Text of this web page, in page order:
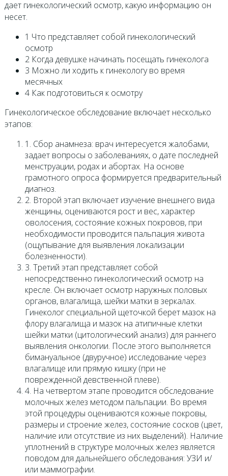
дает гинекологический осмотр, какую информацию он
несет.
1 Что представляет собой гинекологический
осмотр
2 Когда девушке начинать посещать гинеколога
3 Можно ли ходить к гинекологу во время
месячных
4 Как подготовиться к осмотру
Гинекологическое обследование включает несколько
этапов:
1. Сбор анамнеза: врач интересуется жалобами,
задает вопросы о заболеваниях, о дате последней
менструации, родах и абортах. На основе
грамотного опроса формируется предварительный
диагноз.
2. Второй этап включает изучение внешнего вида
женщины, оцениваются рост и вес, характер
оволосения, состояние кожных покровов, при
необходимости проводится пальпация живота
(ощупывание для выявления локализации
болезненности).
3. Третий этап представляет собой
непосредственно гинекологический осмотр на
кресле. Он включает осмотр наружных половых
органов, влагалища, шейки матки в зеркалах.
Гинеколог специальной щеточкой берет мазок на
флору влагалища и мазок на атипичные клетки
шейки матки (цитологический анализ) для раннего
выявления онкологии. После этого выполняется
бимануальное (двуручное) исследование через
влагалище или прямую кишку (при не
поврежденной девственной плеве).
4. На четвертом этапе проводится обследование
молочных желез методом пальпации. Во время
этой процедуры оцениваются кожные покровы,
размеры и строение желез, состояние сосков (цвет,
наличие или отсутствие из них выделений). Наличие
уплотнений в структуре молочных желез является
поводом для дальнейшего обследования: УЗИ и/
или маммографии.